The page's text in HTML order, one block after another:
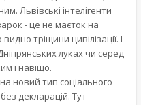
Львівські інтелігенти
- це не маєток на
тріщини цивілізації. І
луках чи серед
і навіщо.
новий тип соціального
декларацій. Тут